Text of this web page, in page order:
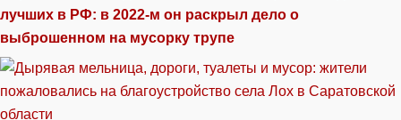
лучших в РФ: в 2022-м он раскрыл дело о
выброшенном на мусорку трупе